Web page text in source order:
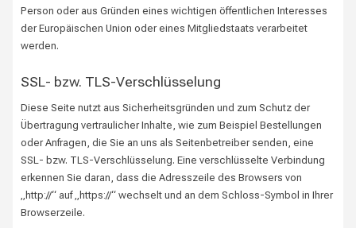
Person oder aus Gründen eines wichtigen öffentlichen Interesses
der Europäischen Union oder eines Mitgliedstaats verarbeitet
werden.
SSL- bzw. TLS-Verschlüsselung
Diese Seite nutzt aus Sicherheitsgründen und zum Schutz der
Übertragung vertraulicher Inhalte, wie zum Beispiel Bestellungen
oder Anfragen, die Sie an uns als Seitenbetreiber senden, eine
SSL- bzw. TLS-Verschlüsselung. Eine verschlüsselte Verbindung
erkennen Sie daran, dass die Adresszeile des Browsers von
„http://“ auf „https://“ wechselt und an dem Schloss-Symbol in Ihrer
Browserzeile.